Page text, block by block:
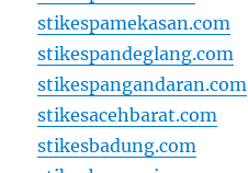
stikespamekasan.com
stikespandeglang.com
stikespangandaran.com
stikesacehbarat.com
stikesbadung.com